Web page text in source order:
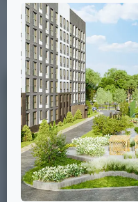
Статьи Благоустройство
Комфорт отеля 5*
Читать